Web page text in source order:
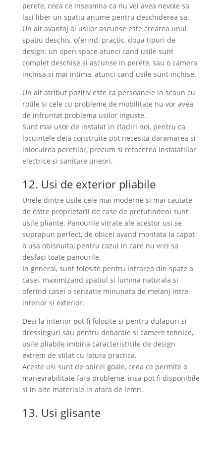
perete, ceea ce inseamna ca nu vei avea nevoie sa
lasi liber un spatiu anume pentru deschiderea sa.
Un alt avantaj al usilor ascunse este crearea unui
spatiu deschis, oferind, practic, doua tipuri de
design: un open space atunci cand usile sunt
complet deschise si ascunse in perete, sau o camera
inchisa si mai intima, atunci cand usile sunt inchise.
Un alt atribut pozitiv este ca persoanele in scaun cu
rotile si cele cu probleme de mobilitate nu vor avea
de infruntat problema usilor inguste.
Sunt mai usor de instalat in cladiri noi, pentru ca
locuintele deja construite pot necesita daramarea si
inlocuirea peretilor, precum si refacerea instalatiilor
electrice si sanitare uneori.
12. Usi de exterior pliabile
Unele dintre usile cele mai moderne si mai cautate
de catre proprietarii de case de pretutindeni sunt
usile pliante. Panourile vitrate ale acestor usi se
suprapun perfect, de obicei avand montata la capat
o usa obisnuita, pentru cazul in care nu vrei sa
desfaci toate panourile.
In general, sunt folosite pentru intrarea din spate a
casei, maximizand spatiul si lumina naturala si
oferind casei o senzatie minunata de melanj intre
interior si exterior.
Desi la interior pot fi folosite si pentru dulapuri si
dressinguri sau pentru debarale si camere tehnice,
usile pliabile imbina caracteristicile de design
extrem de stilat cu latura practica.
Aceste usi sunt de obicei goale, ceea ce permite o
manevrabilitate fara probleme, insa pot fi disponibile
si in alte materiale in afara de lemn.
13. Usi glisante